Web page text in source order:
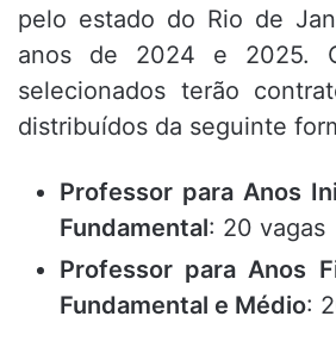
pelo estado do Rio de
anos de 2024 e 2025.
selecionados terão
distribuídos da seguinte
Professor para Anos
Fundamental: 20 vagas
Professor para Anos
Fundamental e Médio: